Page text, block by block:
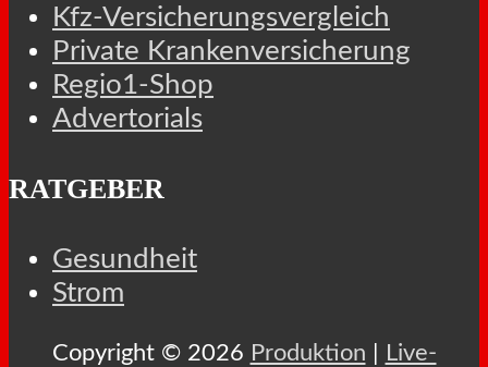
Kfz-Versicherungsvergleich
Private Krankenversicherung
Regio1-Shop
Advertorials
RATGEBER
Gesundheit
Strom
Copyright © 2026 Produktion
Live-